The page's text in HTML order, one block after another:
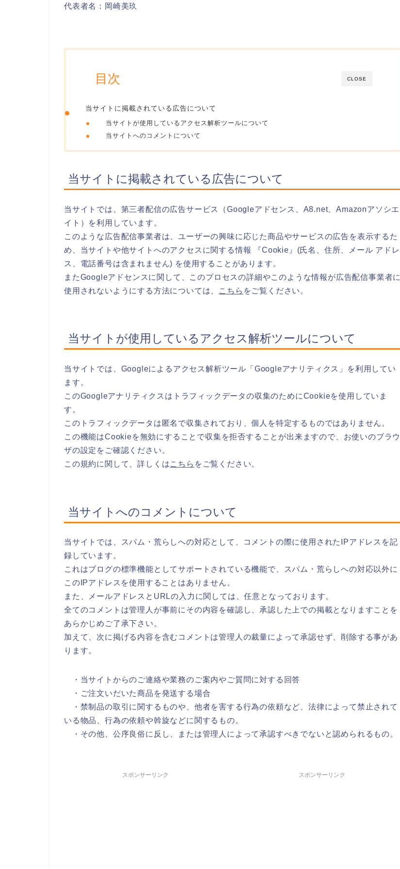
代表者名：岡崎美玖
CLOSE
目次
当サイトに掲載されている広告について
当サイトが使用しているアクセス解析ツールについて
当サイトへのコメントについて
当サイトに掲載されている広告について
当サイトでは、第三者配信の広告サービス（Googleアドセンス、A8.net、Amazonアソシエ
イト）を利用しています。
このような広告配信事業者は、ユーザーの興味に応じた商品やサービスの広告を表示するた
め、当サイトや他サイトへのアクセスに関する情報 『Cookie』(氏名、住所、メール アドレ
ス、電話番号は含まれません) を使用することがあります。
またGoogleアドセンスに関して、このプロセスの詳細やこのような情報が広告配信事業者に
使用されないようにする方法については、
こちら をご覧ください。
当サイトが使用しているアクセス解析ツールについて
当サイトでは、Googleによるアクセス解析ツール「Googleアナリティクス」を利用してい
ます。
このGoogleアナリティクスはトラフィックデータの収集のためにCookieを使用していま
す。
このトラフィックデータは匿名で収集されており、個人を特定するものではありません。
この機能はCookieを無効にすることで収集を拒否することが出来ますので、お使いのブラウ
ザの設定をご確認ください。
この規約に関して、詳しくはこちら をご覧ください。
当サイトへのコメントについて
当サイトでは、スパム・荒らしへの対応として、コメントの際に使用されたIPアドレスを記
録しています。
これはブログの標準機能としてサポートされている機能で、スパム・荒らしへの対応以外に
このIPアドレスを使用することはありません。
また、メールアドレスとURLの入力に関しては、任意となっております。
全てのコメントは管理人が事前にその内容を確認し、承認した上での掲載となりますことを
あらかじめご了承下さい。
加えて、次に掲げる内容を含むコメントは管理人の裁量によって承認せず、削除する事があ
ります。
・当サイトからのご連絡や業務のご案内やご質問に対する回答
・ ご注文いだいた商品を発送する場合
・禁制品の取引に関するものや、他者を害する行為の依頼など、法律によって禁止されて
いる物品、行為の依頼や斡旋などに関するもの。
・その他、公序良俗に反し、または管理人によって承認すべきでないと認められるもの。
スポンサーリンク スポンサーリンク